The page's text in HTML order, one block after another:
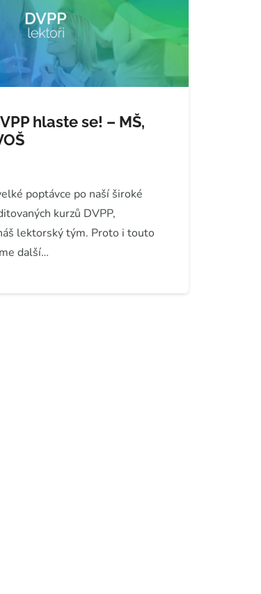
hlaste se! – MŠ,
poptávce po naší široké
kurzů DVPP,
lektorský tým. Proto i touto
další…